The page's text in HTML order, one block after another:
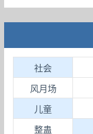
社会
风月场
儿童
整蛊